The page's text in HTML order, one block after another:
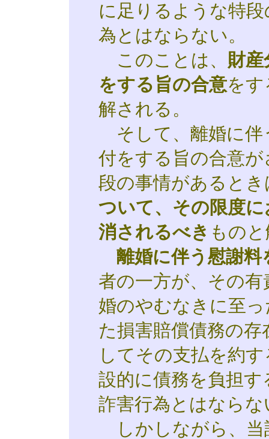
に足りるような特
為とはならない。
このことは、 財
をする旨の合意を
解される。
そして、離婚に伴
付をする旨の合意
段の事情があるとき
ついて、その限度
消されるべき もの
離婚に伴う慰謝
者の一方が、その
婚のやむなきに至
た損害賠償債務の
してその支払を約
設的に債務を負担
詐害行為とはならな
しかしながら、当